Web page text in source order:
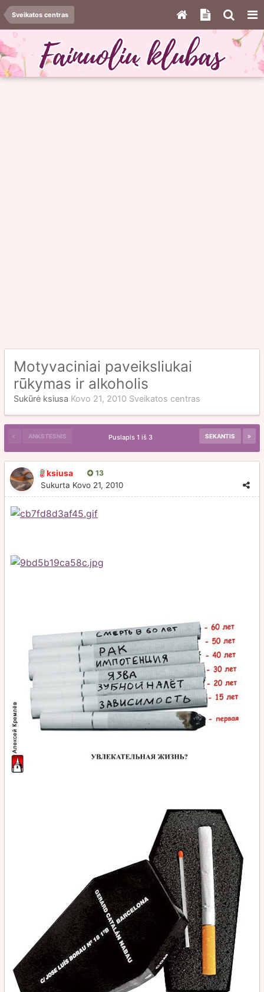
Sveikatos centras
Motyvaciniai paveiksliukai
rūkymas ir alkoholis
Sukūrė ksiusa Kovo 21, 2010 Sveikatos centras
ANKSTESNIS SEKANTIS
Puslapis 1 iš 3
ksiusa 13
Sukurta Kovo 21, 2010